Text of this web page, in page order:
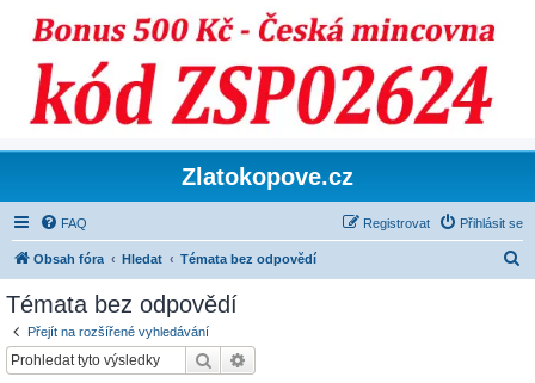
Zlatokopove.cz
FAQ Přihlásit se
Registrovat
Obsah fóra Hledat Témata bez odpovědí
Témata bez odpovědí
Přejít na rozšířené vyhledávání
Hledat